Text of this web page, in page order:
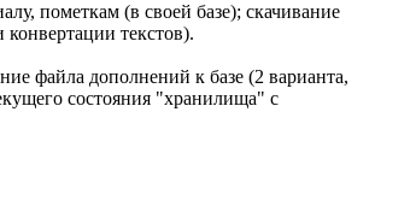
пометкам (в своей базе); скачивание
текстов).
файла дополнений к базе (2 варианта,
состояния "хранилища" с